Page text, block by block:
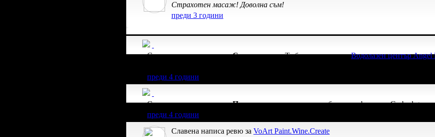
Страхотен масаж! Доволна съм!
преди 3 години
Славена получава значкаСупер клиент. Тябеше връчена отВодолазен център Angel
преди 4 години
Славена получава значкаПътешественик, защото грабна три оферти от Grabo.bg за
преди 4 години
Славена написа ревю за VoArt Paint.Wine.Create